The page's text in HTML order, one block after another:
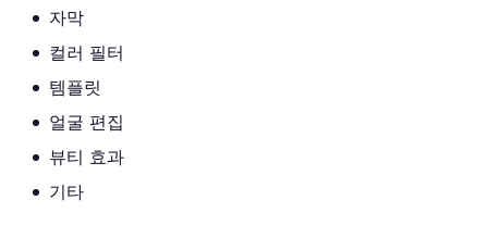
자막
컬러 필터
템플릿
얼굴 편집
뷰티 효과
기타